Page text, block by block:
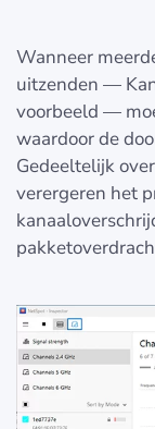
Wanneer
uitzenden —
voorbeeld —
waardoor de
Gedeeltelijk
verergeren het